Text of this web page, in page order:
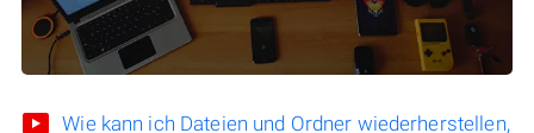
Wie kann ich Dateien und Ordner wiederherstellen,